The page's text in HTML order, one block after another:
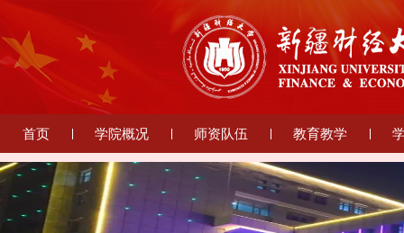
首页 学院概况 师资队伍 教育教学